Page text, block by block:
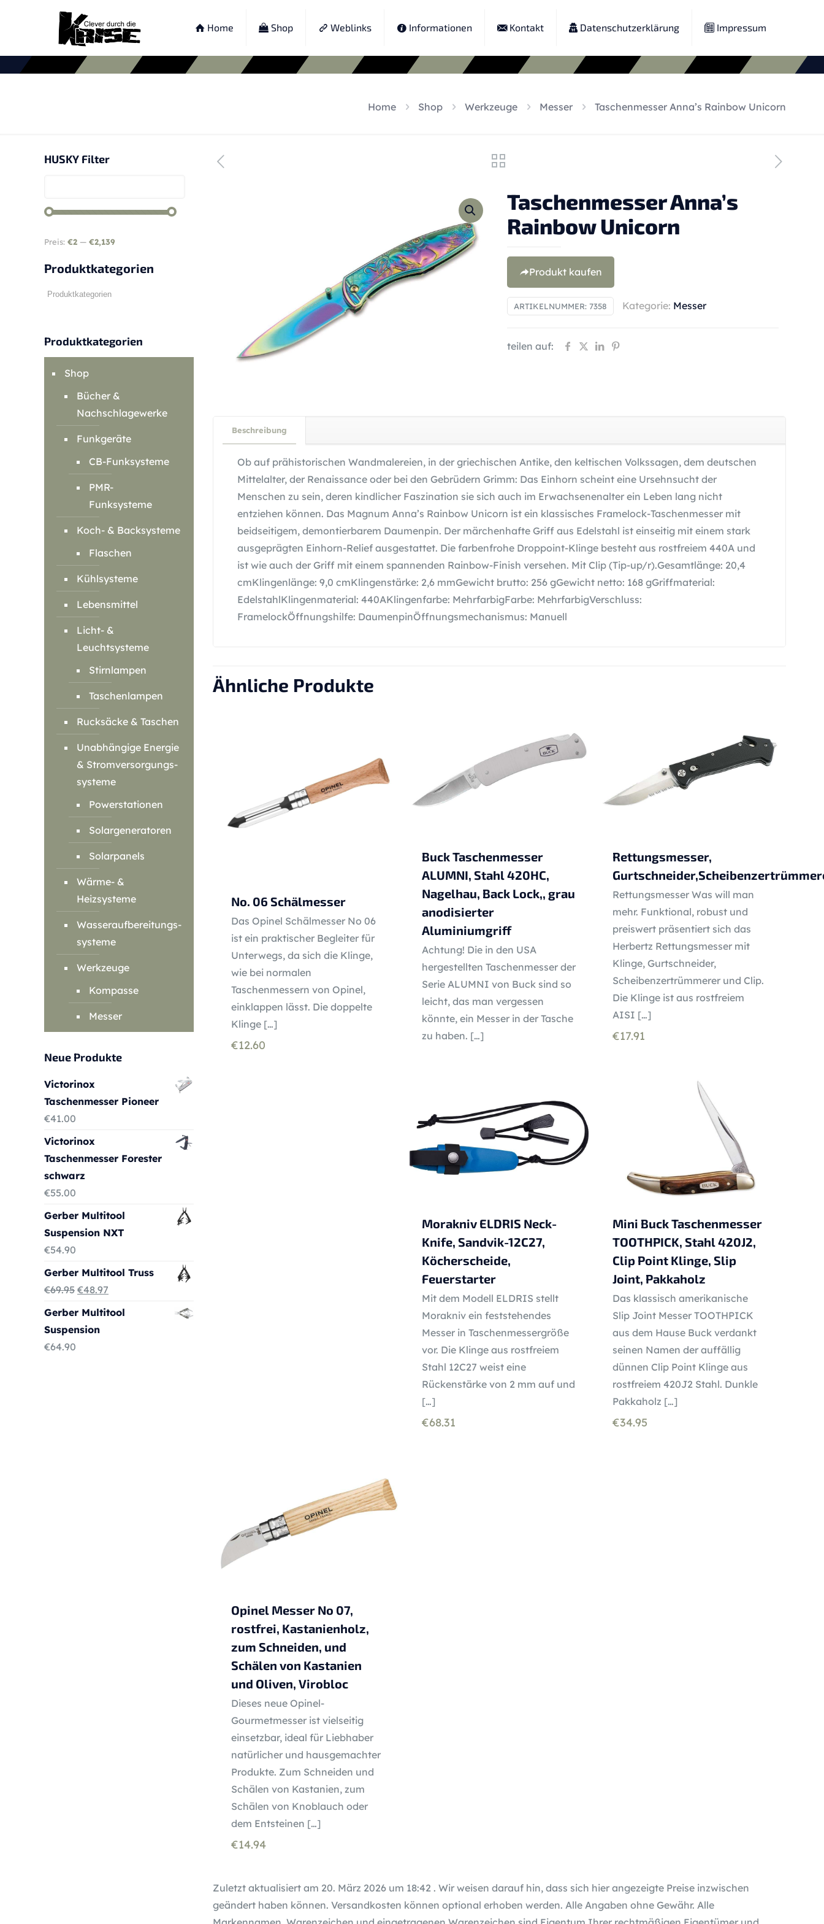
Home Shop Weblinks Informationen Kontakt Datenschutzerklärung Impressum
Home Shop Werkzeuge Messer Taschenmesser Anna’s Rainbow Unicorn
Taschenmesser Anna’s
Rainbow Unicorn
Produkt kaufen
ARTIKELNUMMER: 7358 Kategorie: Messer
teilen auf:
Beschreibung
Ob auf prähistorischen Wandmalereien, in der griechischen Antike, den keltischen Volkssagen, dem deutschen
Mittelalter, der Renaissance oder bei den Gebrüdern Grimm: Das Einhorn scheint eine Ursehnsucht der
Menschen zu sein, deren kindlicher Faszination sie sich auch im Erwachsenenalter ein Leben lang nicht
entziehen können. Das Magnum Anna’s Rainbow Unicorn ist ein klassisches Framelock-Taschenmesser mit
beidseitigem, demontierbarem Daumenpin. Der märchenhafte Griff aus Edelstahl ist einseitig mit einem stark
ausgeprägten Einhorn-Relief ausgestattet. Die farbenfrohe Droppoint-Klinge besteht aus rostfreiem 440A und
ist wie auch der Griff mit einem spannenden Rainbow-Finish versehen. Mit Clip (Tip-up/r).Gesamtlänge: 20,4
cmKlingenlänge: 9,0 cmKlingenstärke: 2,6 mmGewicht brutto: 256 gGewicht netto: 168 gGriffmaterial:
EdelstahlKlingenmaterial: 440AKlingenfarbe: MehrfarbigFarbe: MehrfarbigVerschluss:
FramelockÖffnungshilfe: DaumenpinÖffnungsmechanismus: Manuell
Ähnliche Produkte
No. 06 Schälmesser
Das Opinel Schälmesser No 06
ist ein praktischer Begleiter für
Unterwegs, da sich die Klinge,
wie bei normalen
Taschenmessern von Opinel,
einklappen lässt. Die doppelte
Klinge[…]
€12.60
Buck Taschenmesser
ALUMNI, Stahl 420HC,
Nagelhau, Back Lock,, grau
anodisierter
Aluminiumgriff
Achtung! Die in den USA
hergestellten Taschenmesser der
Serie ALUMNI von Buck sind so
leicht, das man vergessen
könnte, ein Messer in der Tasche
zu haben. […]
Rettungsmesser,
Rettungsmesser Was will man
mehr. Funktional, robust und
preiswert präsentiert sich das
Herbertz Rettungsmesser mit
Klinge, Gurtschneider,
Scheibenzertrümmerer und Clip.
Die Klinge ist aus rostfreiem
AISI […]
€17.91
Morakniv ELDRIS Neck-
Knife, Sandvik-12C27,
Köcherscheide,
Feuerstarter
Mit dem Modell ELDRIS stellt
Morakniv ein feststehendes
Messer in Taschenmessergröße
vor. Die Klinge aus rostfreiem
Stahl 12C27 weist eine
Rückenstärke von 2 mm auf und
[…]
€68.31
Mini Buck Taschenmesser
TOOTHPICK, Stahl 420J2,
Clip Point Klinge, Slip
Joint, Pakkaholz
Das klassisch amerikanische
Slip Joint Messer TOOTHPICK
aus dem Hause Buck verdankt
seinen Namen der auffällig
dünnen Clip Point Klinge aus
rostfreiem 420J2 Stahl. Dunkle
Pakkaholz […]
€34.95
Opinel Messer No 07,
rostfrei, Kastanienholz,
zum Schneiden, und
Schälen von Kastanien
und Oliven, Virobloc
Dieses neue Opinel-
Gourmetmesser ist vielseitig
einsetzbar, ideal für Liebhaber
natürlicher und hausgemachter
Produkte. Zum Schneiden und
Schälen von Kastanien, zum
Schälen von Knoblauch oder
dem Entsteinen […]
€14.94
Zuletzt aktualisiert am 20. März 2026 um 18:42 . Wir weisen darauf hin, dass sich hier angezeigte Preise inzwischen
geändert haben können. Versandkosten können optional erhoben werden. Alle Angaben ohne Gewähr. Alle
HUSKY Filter
Preis: €2 — €2,139
Produktkategorien
Produktkategorien
Shop
Bücher &
Nachschlagewerke
Funkgeräte
CB-Funksysteme
PMR-
Funksysteme
Koch- & Backsysteme
Flaschen
Kühlsysteme
Lebensmittel
Licht- &
Leuchtsysteme
Stirnlampen
Taschenlampen
Rucksäcke & Taschen
Unabhängige Energie
& Stromversorgungs-
systeme
Powerstationen
Solargeneratoren
Solarpanels
Wärme- &
Heizsysteme
Wasseraufbereitungs-
systeme
Werkzeuge
Kompasse
Messer
Neue Produkte
Victorinox
Taschenmesser Pioneer
€41.00
Victorinox
Taschenmesser Forester
schwarz
€55.00
Gerber Multitool
Suspension NXT
€54.90
Gerber Multitool Truss
€69.95 Ursprünglicher
Preis
war:
€48.97
Preis
Gerber Multitool
Suspension
€64.90